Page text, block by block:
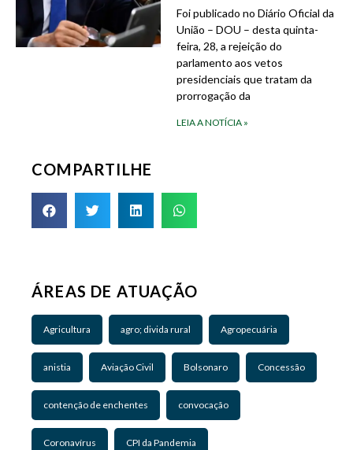
Foi publicado no Diário Oficial da
União – DOU – desta quinta-
feira, 28, a rejeição do
parlamento aos vetos
presidenciais que tratam da
prorrogação da
LEIA A NOTÍCIA »
COMPARTILHE
ÁREAS DE ATUAÇÃO
Agricultura agro; divida rural Agropecuária
anistia Aviação Civil Bolsonaro Concessão
contenção de enchentes convocação
Coronavírus CPI da Pandemia